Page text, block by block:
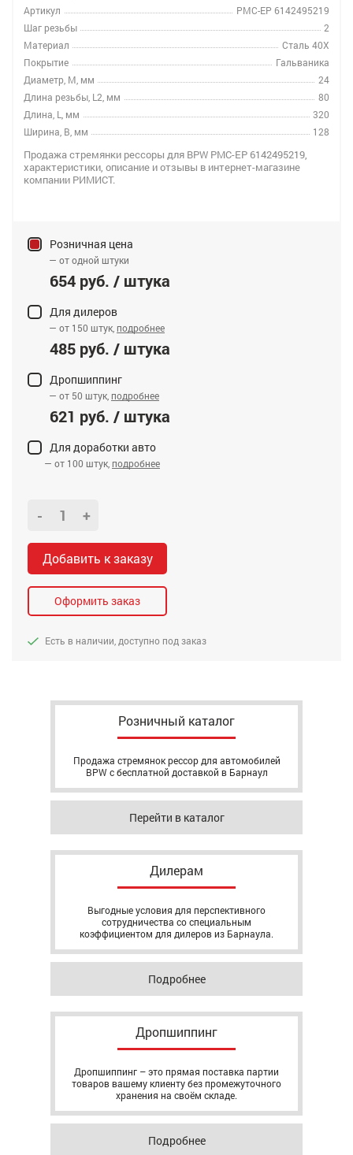
Артикул
РМС-EP 6142495219
Шаг резьбы
2
Материал
Сталь 40Х
Покрытие
Гальваника
Диаметр, M, мм
24
Длина резьбы, L2, мм
80
Длина, L, мм
320
Ширина, B, мм
128
Продажа стремянки рессоры для BPW РМС-EP 6142495219,
характеристики, описание и отзывы в интернет-магазине
компании РИМИСТ.
Розничная цена
— от одной штуки
654 руб. / штука
Для дилеров
— от 150 штук, подробнее
485 руб. / штука
Дропшиппинг
— от 50 штук, подробнее
621 руб. / штука
Для доработки авто
— от 100 штук, подробнее
- +
Добавить к заказу
Оформить заказ
Есть в наличии, доступно под заказ
Розничный каталог
Продажа стремянок рессор для автомобилей
BPW с бесплатной доставкой в Барнаул
Перейти в каталог
Дилерам
Выгодные условия для перспективного
сотрудничества со специальным
коэффициентом для дилеров из Барнаула.
Подробнее
Дропшиппинг
Дропшиппинг – это прямая поставка партии
товаров вашему клиенту без промежуточного
хранения на своём складе.
Подробнее